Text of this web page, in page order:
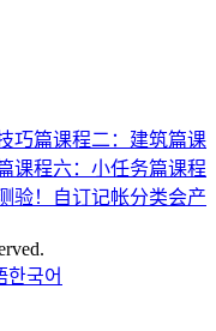
巧篇课程二：建筑篇课
课程六：小任务篇课程
验！
自订记帐分类会产
한국어